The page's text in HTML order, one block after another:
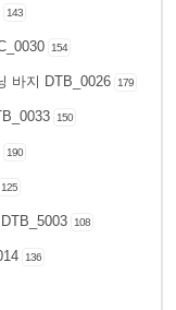
143
154
바지 DTB_0026 179
150
190
125
108
136